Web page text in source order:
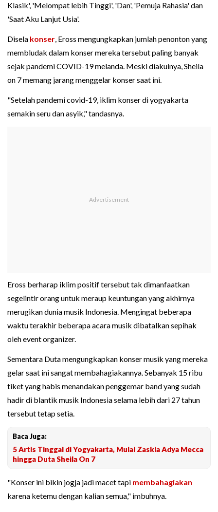
Klasik', 'Melompat lebih Tinggi', 'Dan', 'Pemuja Rahasia' dan
'Saat Aku Lanjut Usia'.
Disela konser, Eross mengungkapkan jumlah penonton yang
membludak dalam konser mereka tersebut paling banyak
sejak pandemi COVID-19 melanda. Meski diakuinya, Sheila
on 7 memang jarang menggelar konser saat ini.
"Setelah pandemi covid-19, iklim konser di yogyakarta
semakin seru dan asyik," tandasnya.
Eross berharap iklim positif tersebut tak dimanfaatkan
segelintir orang untuk meraup keuntungan yang akhirnya
merugikan dunia musik Indonesia. Mengingat beberapa
waktu terakhir beberapa acara musik dibatalkan sepihak
oleh event organizer.
Sementara Duta mengungkapkan konser musik yang mereka
gelar saat ini sangat membahagiakannya. Sebanyak 15 ribu
tiket yang habis menandakan penggemar band yang sudah
hadir di blantik musik Indonesia selama lebih dari 27 tahun
tersebut tetap setia.
Baca Juga:
5 Artis Tinggal di Yogyakarta, Mulai Zaskia Adya Mecca
hingga Duta Sheila On 7
"Konser ini bikin jogja jadi macet tapi membahagiakan
karena ketemu dengan kalian semua," imbuhnya.